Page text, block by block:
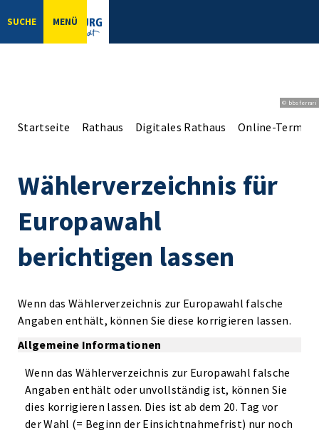
SUCHE MENÜ
© bbsferrari
Startseite Rathaus Digitales Rathaus Online-
Wählerverzeichnis für
Europawahl
berichtigen lassen
Wenn das Wählerverzeichnis zur Europawahl falsche
Angaben enthält, können Sie diese korrigieren lassen.
Allgemeine Informationen
Wenn das Wählerverzeichnis zur Europawahl falsche
Angaben enthält oder unvollständig ist, können Sie
dies korrigieren lassen. Dies ist ab dem 20. Tag vor
der Wahl (= Beginn der Einsichtnahmefrist) nur noch